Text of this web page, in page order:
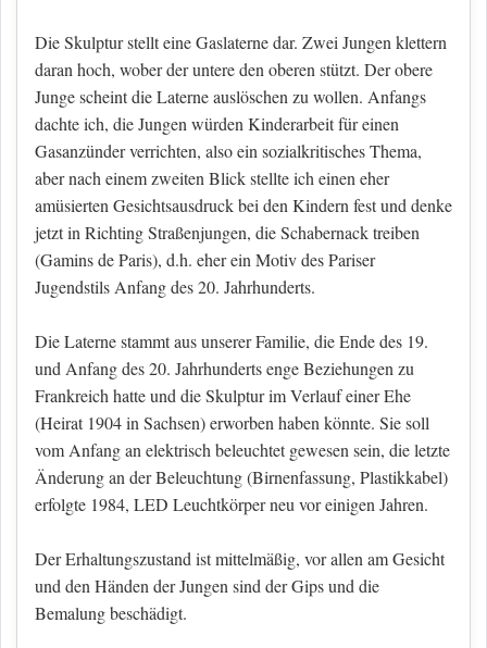
Die Skulptur stellt eine Gaslaterne dar. Zwei Jungen klettern
daran hoch, wober der untere den oberen stützt. Der obere
Junge scheint die Laterne auslöschen zu wollen. Anfangs
dachte ich, die Jungen würden Kinderarbeit für einen
Gasanzünder verrichten, also ein sozialkritisches Thema,
aber nach einem zweiten Blick stellte ich einen eher
amüsierten Gesichtsausdruck bei den Kindern fest und denke
jetzt in Richting Straßenjungen, die Schabernack treiben
(Gamins de Paris), d.h. eher ein Motiv des Pariser
Jugendstils Anfang des 20. Jahrhunderts.
Die Laterne stammt aus unserer Familie, die Ende des 19.
und Anfang des 20. Jahrhunderts enge Beziehungen zu
Frankreich hatte und die Skulptur im Verlauf einer Ehe
(Heirat 1904 in Sachsen) erworben haben könnte. Sie soll
vom Anfang an elektrisch beleuchtet gewesen sein, die letzte
Änderung an der Beleuchtung (Birnenfassung, Plastikkabel)
erfolgte 1984, LED Leuchtkörper neu vor einigen Jahren.
Der Erhaltungszustand ist mittelmäßig, vor allen am Gesicht
und den Händen der Jungen sind der Gips und die
Bemalung beschädigt.